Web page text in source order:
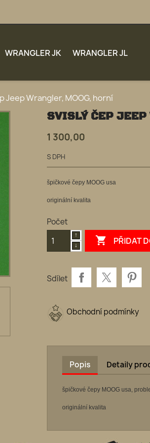
WRANGLER JK WRANGLER JL
Jeep Wrangler, MOOG, horní
SVISLÝ ČEP JEEP
1 300,00
S DPH
špičkové čepy MOOG usa
originální kvalita
Počet
 PŘIDAT
Sdílet
Obchodní podmínky
Popis Detaily
špičkové čepy MOOG usa,
originální kvalita